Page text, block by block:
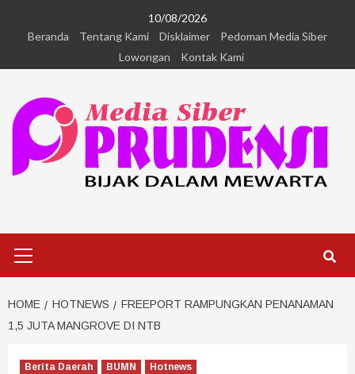
10/08/2026
Beranda
Tentang Kami Disklaimer
Pedoman Media Siber
Lowongan
Kontak Kami
HOME HOTNEWS
FREEPORT RAMPUNGKAN PENANAMAN
1,5 JUTA MANGROVE DI NTB
Berita Daerah BUMN Hotnews